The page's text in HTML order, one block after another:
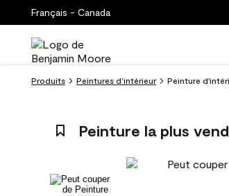
Français - Canada
Produits Peintures d’intérieur Peinture
Peinture la plus